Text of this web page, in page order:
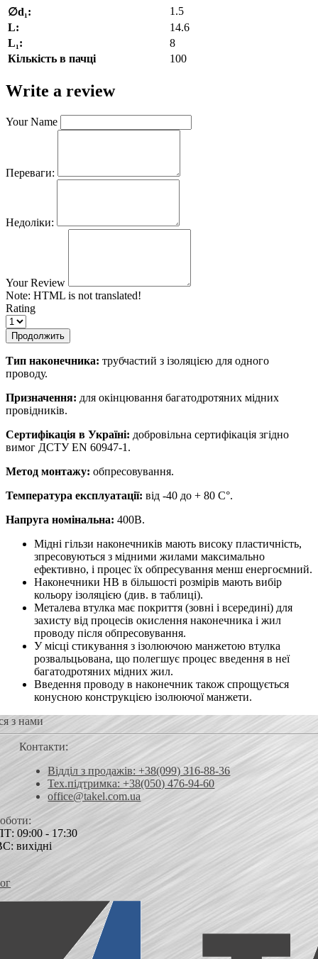
∅d₁:
1.5
L:
14.6
L₁:
8
Кількість в пачці
100
Write a review
Your Name
Переваги:
Недоліки:
Your Review
Note: HTML is not translated!
Rating
Продолжить
Тип наконечника: трубчастий з ізоляцією для одного
проводу.
Призначення: для окінцювання багатодротяних мідних
провідників.
Сертифікація в Україні: добровільна сертифікація згідно
вимог ДСТУ EN 60947-1.
Метод монтажу: обпресовування.
Температура експлуатації: від -40 до + 80 С°.
Напруга номінальна: 400В.
Мідні гільзи наконечників мають високу пластичність,
зпресовуються з мідними жилами максимально
ефективно, і процес їх обпресування менш енергоємний.
Наконечники HB в більшості розмірів мають вибір
кольору ізоляцією (див. в таблиці).
Металева втулка має покриття (зовні і всередині) для
захисту від процесів окислення наконечника і жил
проводу після обпресовування.
У місці стикування з ізолюючою манжетою втулка
розвальцьована, що полегшує процес введення в неї
багатодротяних мідних жил.
Введення проводу в наконечник також спрощується
конусною конструкцією ізолюючої манжети.
з нами
Контакти:
Відділ з продажів: +38(099) 316-88-36
Тех.підтримка: +38(050) 476-94-60
office@takel.com.ua
09:00 - 17:30
вихідні